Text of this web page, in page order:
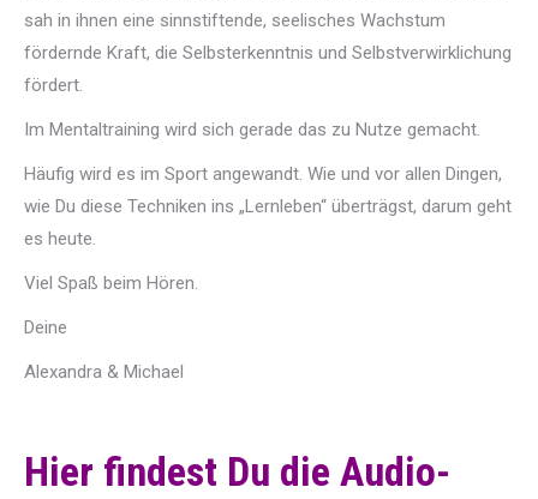
sah in ihnen eine sinnstiftende, seelisches Wachstum
fördernde Kraft, die Selbsterkenntnis und Selbstverwirklichung
fördert.
Im Mentaltraining wird sich gerade das zu Nutze gemacht.
Häufig wird es im Sport angewandt. Wie und vor allen Dingen,
wie Du diese Techniken ins „Lernleben“ überträgst, darum geht
es heute.
Viel Spaß beim Hören.
Deine
Alexandra & Michael
Hier findest Du die Audio-